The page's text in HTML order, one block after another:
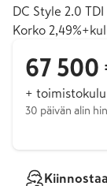
DC Style 2.0
Korko
67 500
+ toimistokulu
30 päivän alin